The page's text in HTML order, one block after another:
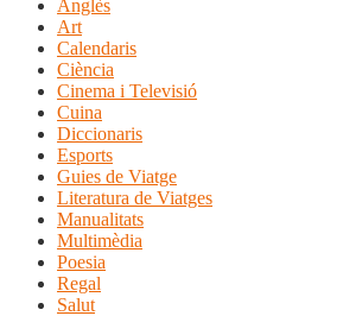
Anglès
Art
Calendaris
Ciència
Cinema i Televisió
Cuina
Diccionaris
Esports
Guies de Viatge
Literatura de Viatges
Manualitats
Multimèdia
Poesia
Regal
Salut